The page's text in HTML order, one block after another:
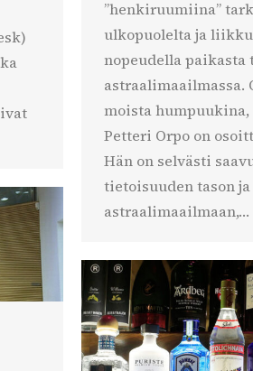
”henkiruumiina”
ulkopuolelta ja
nopeudella paikasta
astraalimaailmassa.
moista
Petteri Orpo on
Hän on selvästi
tietoisuuden tason
astraalimaailmaan,…